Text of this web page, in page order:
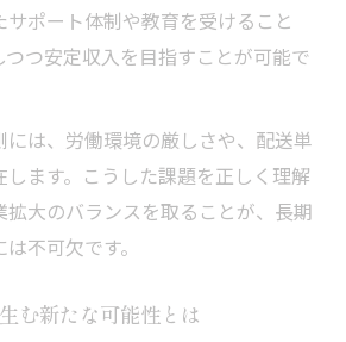
ポート体制や教育を受けること
つ安定収入を目指すことが可能で
は、労働環境の厳しさや、配送単
ます。こうした課題を正しく理解
拡大のバランスを取ることが、長期
不可欠です。
む新たな可能性とは